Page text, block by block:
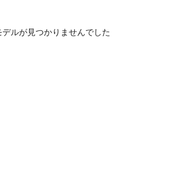
デルが見つかりませんでした